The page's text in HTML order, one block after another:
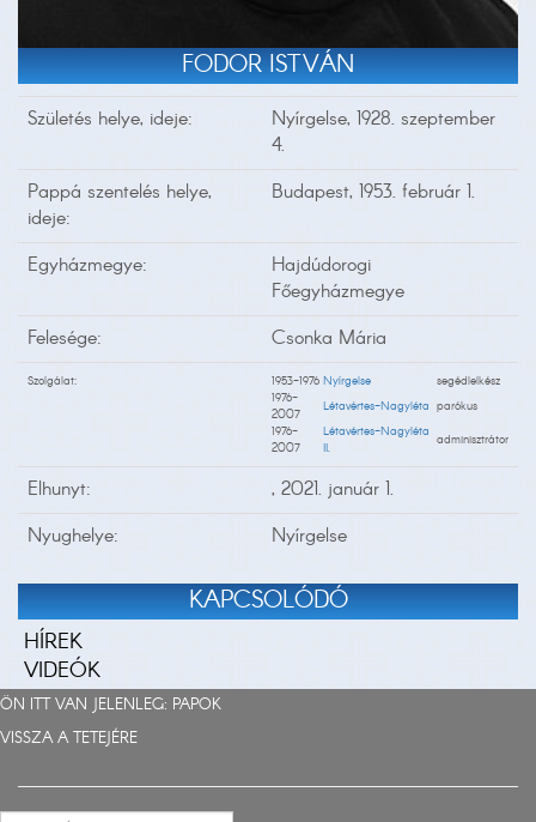
FODOR ISTVÁN
Születés helye, ideje:
Nyírgelse, 1928. szeptember
4.
Pappá szentelés helye,
ideje:
Budapest, 1953. február 1.
Egyházmegye:
Hajdúdorogi
Főegyházmegye
Felesége:
Csonka Mária
Szolgálat: 1953-1976 Nyírgelse
segédlelkész
1976-
2007
Létavértes-Nagyléta parókus
1976-
2007
Létavértes-Nagyléta
II.
adminisztrátor
Elhunyt:
, 2021. január 1.
Nyughelye:
Nyírgelse
KAPCSOLÓDÓ
HÍREK
VIDEÓK
ÖN ITT VAN JELENLEG: PAPOK
VISSZA A TETEJÉRE